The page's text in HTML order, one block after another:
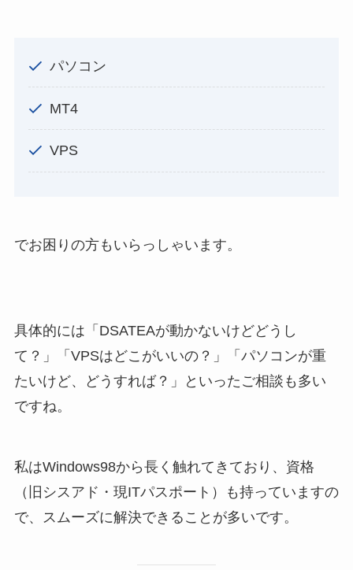
パソコン
MT4
VPS
でお困りの方もいらっしゃいます。
具体的には「DSATEAが動かないけどどうし
て？」「VPSはどこがいいの？」「パソコンが重
たいけど、どうすれば？」といったご相談も多い
ですね。
私はWindows98から長く触れてきており、資格
（旧シスアド・現ITパスポート）も持っていますの
で、スムーズに解決できることが多いです。